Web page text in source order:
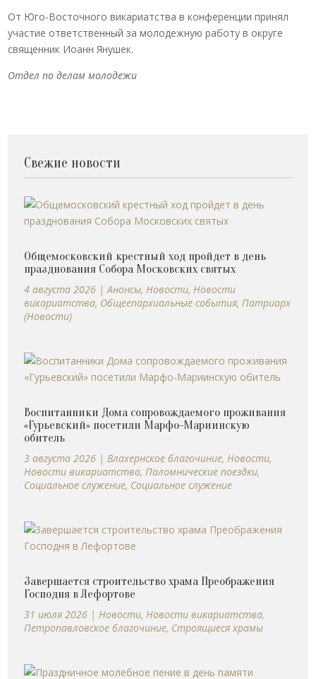
От Юго-Восточного викариатства в конференции принял
участие ответственный за молодежную работу в округе
священник Иоанн Янушек.
Отдел по делам молодежи
Свежие новости
Общемосковский крестный ход пройдет в день
празднования Собора Московских святых
4 августа 2026 |Анонсы,Новости,Новости
викариатства, Общеепархиальные события,Патриарх
(Новости)
Воспитанники Дома сопровождаемого проживания
«Гурьевский» посетили Марфо-Мариинскую
обитель
3 августа 2026 |Влахернское благочиние,Новости,
Новости викариатства,Паломнические поездки,
Социальное служение, Социальное служение
Завершается строительство храма Преображения
Господня в Лефортове
31 июля 2026 |Новости,Новости викариатства,
Петропавловское благочиние, Строящиеся храмы